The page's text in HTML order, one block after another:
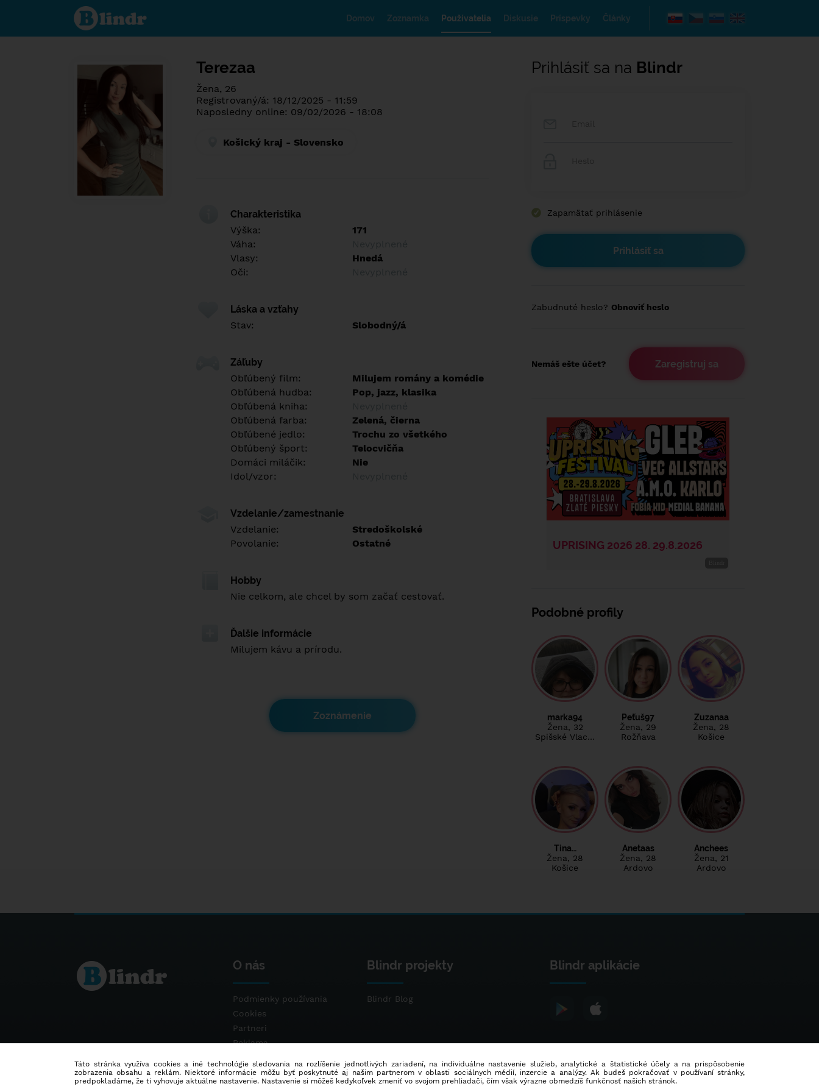
Spoznaj čo je
pod maskou.
Zoznamovacia
Domov Zoznamka Používatelia Diskusie Príspevky Články
Terezaa
Žena, 26
Registrovaný/á: 18/12/2025 - 11:59
Naposledny online: 09/02/2026 - 18:08
Košický kraj - Slovensko
Charakteristika
Výška:
171
Váha:
Vlasy:
Hnedá
Oči:
Láska a vzťahy
Stav:
Slobodný/á
Záľuby
Obľúbený film:
Milujem romány a komédie
Obľúbená hudba:
Pop, jazz, klasika
Obľúbená kniha:
Obľúbená farba:
Zelená, čierna
Obľúbené jedlo:
Trochu zo všetkého
Obľúbený šport:
Telocvičňa
Domáci miláčik:
Nie
Idol/vzor:
Vzdelanie/zamestnanie
Vzdelanie:
Stredoškolské
Povolanie:
Ostatné
Hobby
Nie celkom, ale chcel by som začať cestovať.
Ďalšie informácie
Milujem kávu a prírodu.
Zoznámenie
Prihlásiť sa na Blindr
Zapamätať prihlásenie
Zabudnuté heslo? Obnoviť heslo
Nemáš ešte účet? Zaregistruj sa
Podobné profily
marka94
Žena, 32
Spišské Vlac…
Peťuš97
Žena, 29
Rožňava
Zuzanaa
Žena, 28
Košice
Tina…
Žena, 28
Košice
Anetaas
Žena, 28
Ardovo
Anchees
Žena, 21
Ardovo
O nás
Podmienky používania
Cookies
Partneri
Reklama
Blindr projekty
Blindr Blog
Blindr aplikácie
Táto stránka využíva cookies a iné technológie sledovania na rozlíšenie jednotlivých zariadení, na individuálne nastavenie služieb, analytické a štatistické účely a na prispôsobenie
zobrazenia obsahu a reklám. Niektoré informácie môžu byť poskytnuté aj našim partnerom v oblasti sociálnych médií, inzercie a analýzy. Ak budeš pokračovať v používaní stránky,
predpokladáme, že ti vyhovuje aktuálne nastavenie. Nastavenie si môžeš kedykoľvek zmeniť vo svojom prehliadači, čím však výrazne obmedzíš funkčnosť našich stránok.